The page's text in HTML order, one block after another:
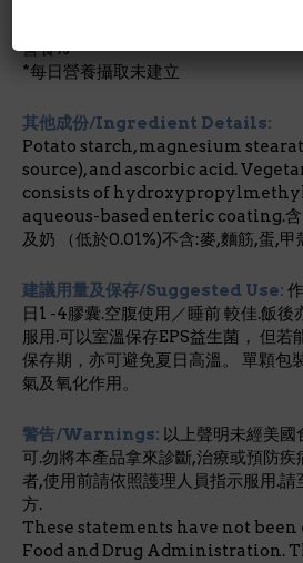
營養%
*每日營養攝取未建立
其他成份/Ingredient Details:
Potato starch, magnesium
source), and ascorbic acid.
consists of
aqueous-based enteric coating.含
及奶 （低於0.01%)不含:麥,麵筋,蛋,甲
建議用量及保存/Suggested Use:
日1 -4膠囊.空腹使用／睡前 較佳.飯後
服用.可以室溫保存EPS益生菌， 但若
保存期，亦可避免夏日高溫。 單顆包
氣及氧化作用。
警告/Warnings: 以上聲明未經美
可.勿將本產品拿來診斷,治療或預防疾
者,使用前請依照護理人員指示服用.
方.
These statements have not
Food and Drug Administration.